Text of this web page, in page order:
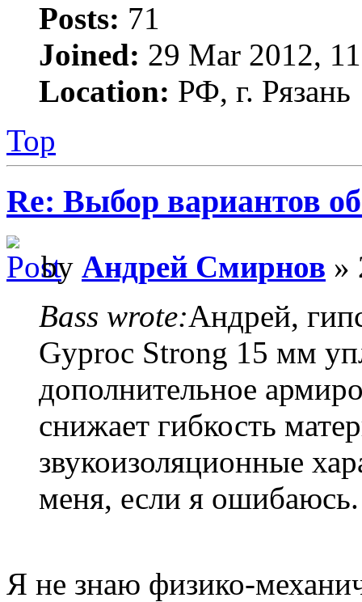
Posts: 71
Joined: 29 Mar 2012,
Location: РФ, г. Рязань
Top
Re: Выбор вариантов
by Андрей Смирнов »
Bass wrote:Андрей,
Gyproc Strong 15 мм
дополнительное
снижает гибкость
звукоизоляционные
меня, если я ошибаюсь.
Я не знаю физико-